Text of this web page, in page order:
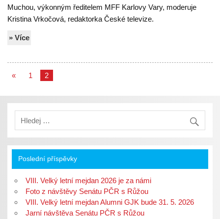
Muchou, výkonným ředitelem MFF Karlovy Vary, moderuje
Kristina Vrkočová, redaktorka České televize.
» Více
« 1 2
Poslední příspěvky
VIII. Velký letní mejdan 2026 je za námi
Foto z návštěvy Senátu PČR s Růžou
VIII. Velký letní mejdan Alumni GJK bude 31. 5. 2026
Jarní návštěva Senátu PČR s Růžou